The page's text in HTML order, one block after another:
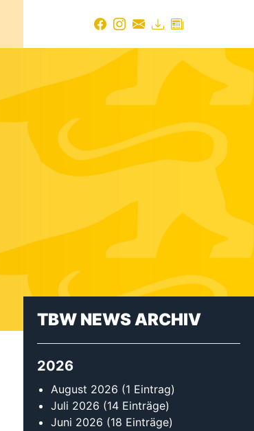
TBW NEWS ARCHIV
2026
August 2026 (1 Eintrag)
Juli 2026 (14 Einträge)
Juni 2026 (18 Einträge)